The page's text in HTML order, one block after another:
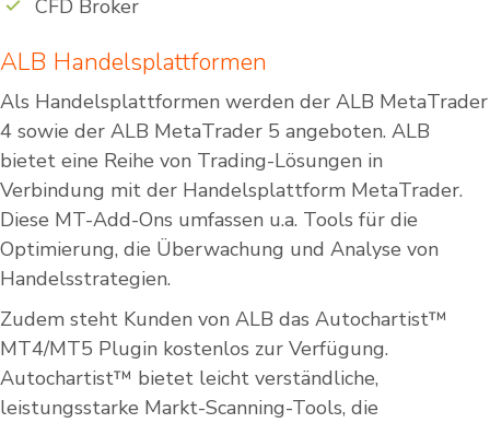
CFD Broker
ALB Handelsplattformen
Als Handelsplattformen werden der ALB MetaTrader
4 sowie der ALB MetaTrader 5 angeboten. ALB
bietet eine Reihe von Trading-Lösungen in
Verbindung mit der Handelsplattform MetaTrader.
Diese MT-Add-Ons umfassen u.a. Tools für die
Optimierung, die Überwachung und Analyse von
Handelsstrategien.
Zudem steht Kunden von ALB das Autochartist™
MT4/MT5 Plugin kostenlos zur Verfügung.
Autochartist™ bietet leicht verständliche,
leistungsstarke Markt-Scanning-Tools, die